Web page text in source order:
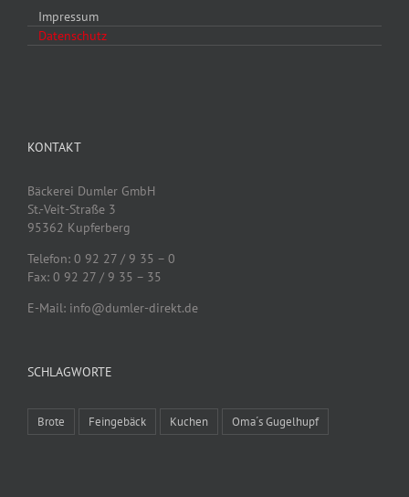
Impressum
Datenschutz
KONTAKT
Bäckerei Dumler GmbH
St.-Veit-Straße 3
95362 Kupferberg
Telefon: 0 92 27 / 9 35 – 0
Fax: 0 92 27 / 9 35 – 35
E-Mail: info@dumler-direkt.de
SCHLAGWORTE
Brote Feingebäck Kuchen Oma´s Gugelhupf